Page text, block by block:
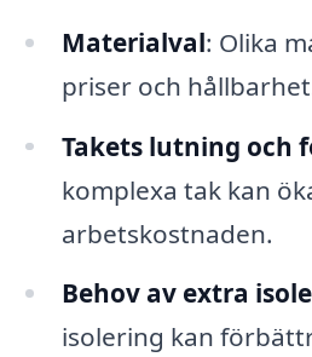
Materialval: Olika
priser och
Takets lutning och
komplexa tak kan
arbetskostnaden.
Behov av extra
isolering kan